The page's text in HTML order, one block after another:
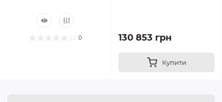
0 130 853 грн
Купити